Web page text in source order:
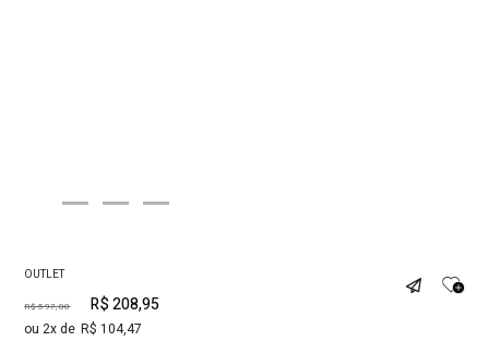
OUTLET
R$ 597,00 R$ 208,95
2 R$ 104,47